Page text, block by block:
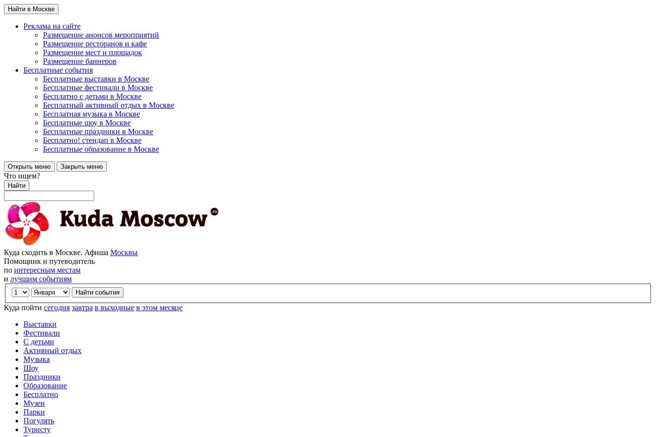
Найти в Москве
Реклама на сайте
Размещение анонсов мероприятий
Размещение ресторанов и кафе
Размещение мест и площадок
Размещение баннеров
Бесплатные события
Бесплатные выставки в Москве
Бесплатные фестивали в Москве
Бесплатно с детьми в Москве
Бесплатный активный отдых в Москве
Бесплатная музыка в Москве
Бесплатные шоу в Москве
Бесплатные праздники в Москве
Бесплатно! стендап в Москве
Бесплатные образование в Москве
Открыть меню Закрыть меню
Что ищем?
Найти
Куда сходить в Москве. Афиша Москвы
Помощник и путеводитель
по интересным местам
и лучшим событиям
Куда пойти сегодня завтра в выходные в этом месяце
Выставки
Фестивали
С детьми
Активный отдых
Музыка
Шоу
Праздники
Образование
Бесплатно
Музеи
Парки
Погулять
Туристу